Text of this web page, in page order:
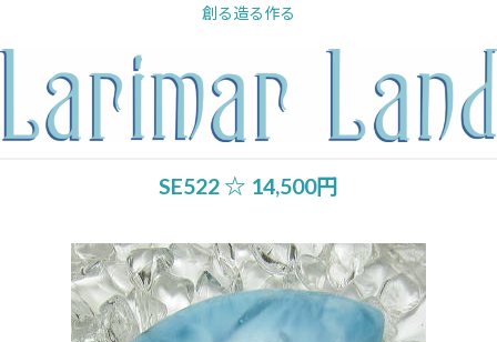
を
プ
創る造る作る
SE522 ☆ 14,500円